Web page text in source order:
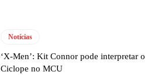
Notícias
‘X-Men’: Kit Connor pode interpretar o
Ciclope no MCU